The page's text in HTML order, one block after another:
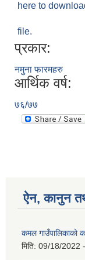
here to
file.
प्रकार:
नमुना फारमहरु
आर्थिक वर्ष:
७६/७७
ऐन, कानुन
कमल गाउँपालिकाको
मिति: 09/18/2022